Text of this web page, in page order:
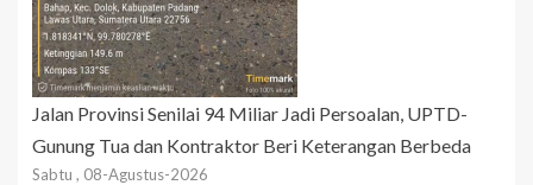
Jalan Provinsi Senilai 94 Miliar Jadi Persoalan, UPTD-
Gunung Tua dan Kontraktor Beri Keterangan Berbeda
Sabtu , 08-Agustus-2026